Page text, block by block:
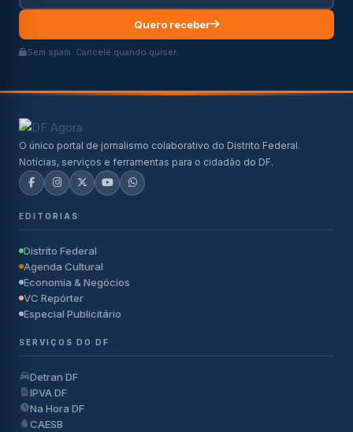
Quero receber
Sem spam. Cancele quando quiser.
O único portal de jornalismo colaborativo do Distrito Federal.
Notícias, serviços e ferramentas para o cidadão do DF.
EDITORIAS
Distrito Federal
Agenda Cultural
Economia & Negócios
VC Repórter
Especial Publicitário
SERVIÇOS DO DF
Detran DF
IPVA DF
Na Hora DF
CAESB